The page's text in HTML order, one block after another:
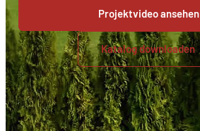
Projektvideo ansehen
Katalog downloaden